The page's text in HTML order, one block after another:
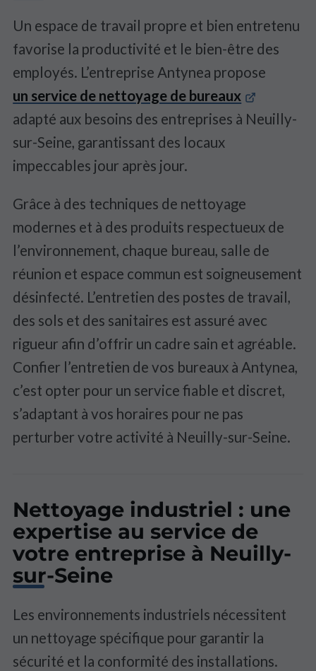
Un espace de travail propre et bien entretenu
favorise la productivité et le bien-être des
employés. L’entreprise Antynea propose
un service de nettoyage de bureaux
adapté aux besoins des entreprises à Neuilly-
sur-Seine, garantissant des locaux
impeccables jour après jour.
Grâce à des techniques de nettoyage
modernes et à des produits respectueux de
l’environnement, chaque bureau, salle de
réunion et espace commun est soigneusement
désinfecté. L’entretien des postes de travail,
des sols et des sanitaires est assuré avec
rigueur afin d’offrir un cadre sain et agréable.
Confier l’entretien de vos bureaux à Antynea,
c’est opter pour un service fiable et discret,
s’adaptant à vos horaires pour ne pas
perturber votre activité à Neuilly-sur-Seine.
Nettoyage industriel : une
expertise au service de
votre entreprise à Neuilly-
sur-Seine
Les environnements industriels nécessitent
un nettoyage spécifique pour garantir la
sécurité et la conformité des installations.